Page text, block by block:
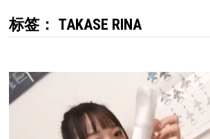
标签： TAKASE RINA